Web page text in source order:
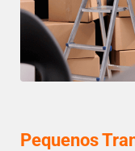
Pequenos